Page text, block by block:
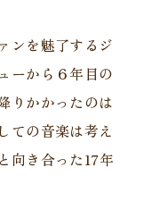
ンを魅了するジ
ーから６年目の
りかかったのは
ての音楽は考え
向き合った17年